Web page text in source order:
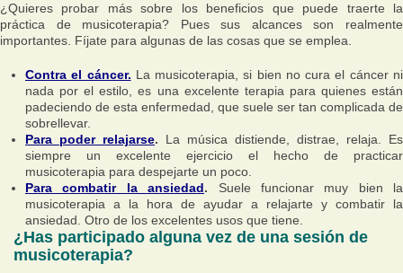
¿Quieres probar más sobre los beneficios que puede traerte la
práctica de musicoterapia? Pues sus alcances son realmente
importantes. Fíjate para algunas de las cosas que se emplea.
Contra el cáncer. La musicoterapia, si bien no cura el cáncer ni
nada por el estilo, es una excelente terapia para quienes están
padeciendo de esta enfermedad, que suele ser tan complicada de
sobrellevar.
Para poder relajarse. La música distiende, distrae, relaja. Es
siempre un excelente ejercicio el hecho de practicar
musicoterapia para despejarte un poco.
Para combatir la ansiedad. Suele funcionar muy bien la
musicoterapia a la hora de ayudar a relajarte y combatir la
ansiedad. Otro de los excelentes usos que tiene.
¿Has participado alguna vez de una sesión de
musicoterapia?